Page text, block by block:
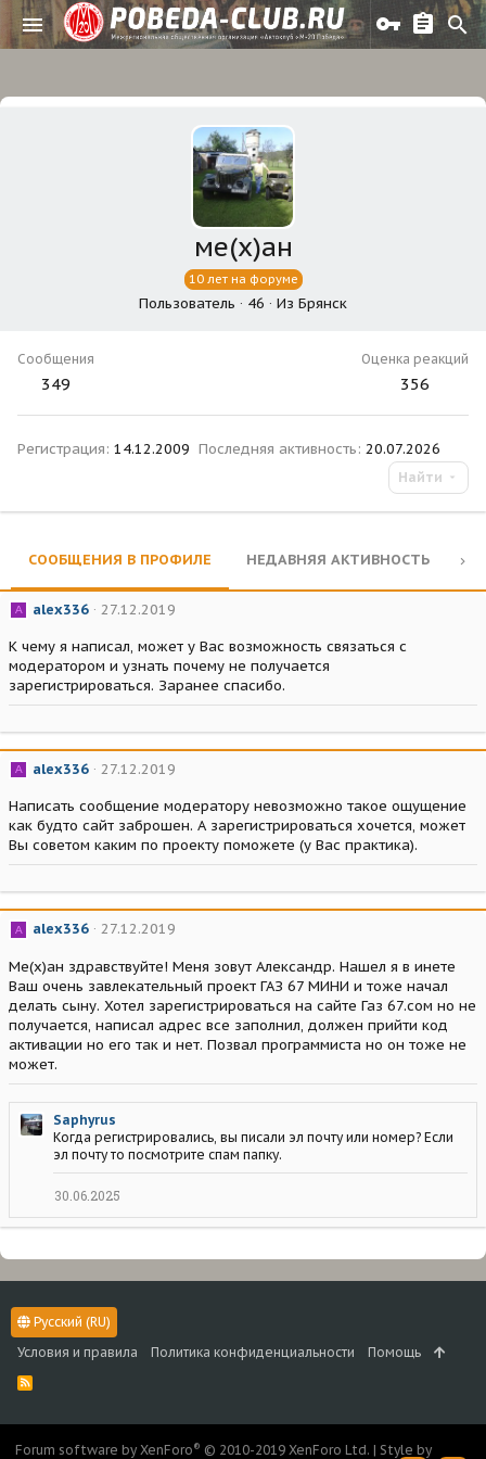
ме(х)ан
10 лет на форуме
Пользователь · 46 · Из Брянск
Сообщения
349
Оценка реакций
356
Регистрация 14.12.2009 Последняя активность 20.07.2026
Найти
СООБЩЕНИЯ В ПРОФИЛЕ НЕДАВНЯЯ АКТИВНОСТЬ
A alex336 27.12.2019
К чему я написал, может у Вас возможность связаться с
модератором и узнать почему не получается
зарегистрироваться. Заранее спасибо.
A alex336 27.12.2019
Написать сообщение модератору невозможно такое ощущение
как будто сайт заброшен. А зарегистрироваться хочется, может
Вы советом каким по проекту поможете (у Вас практика).
A alex336 27.12.2019
Ме(х)ан здравствуйте! Меня зовут Александр. Нашел я в инете
Ваш очень завлекательный проект ГАЗ 67 МИНИ и тоже начал
делать сыну. Хотел зарегистрироваться на сайте Газ 67.сом но не
получается, написал адрес все заполнил, должен прийти код
активации но его так и нет. Позвал программиста но он тоже не
может.
Saphyrus
Когда регистрировались, вы писали эл почту или номер? Если
эл почту то посмотрите спам папку.
30.06.2025
Русский (RU)
Условия и правила
Политика конфиденциальности Помощь
R
S
Forum software by XenForo® © 2010-2019 XenForo Ltd. | Style by